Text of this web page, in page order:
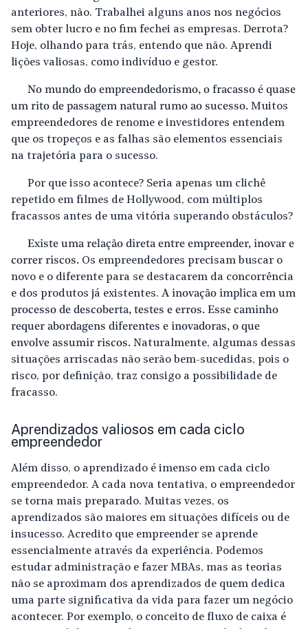
anteriores, não. Trabalhei alguns anos nos negócios
sem obter lucro e no fim fechei as empresas. Derrota?
Hoje, olhando para trás, entendo que não. Aprendi
lições valiosas, como indivíduo e gestor.
No mundo do empreendedorismo, o fracasso é quase
um rito de passagem natural rumo ao sucesso. Muitos
empreendedores de renome e investidores entendem
que os tropeços e as falhas são elementos essenciais
na trajetória para o sucesso.
Por que isso acontece? Seria apenas um clichê
repetido em filmes de Hollywood, com múltiplos
fracassos antes de uma vitória superando obstáculos?
Existe uma relação direta entre empreender, inovar e
correr riscos. Os empreendedores precisam buscar o
novo e o diferente para se destacarem da concorrência
e dos produtos já existentes. A inovação implica em um
processo de descoberta, testes e erros. Esse caminho
requer abordagens diferentes e inovadoras, o que
envolve assumir riscos. Naturalmente, algumas dessas
situações arriscadas não serão bem-sucedidas, pois o
risco, por definição, traz consigo a possibilidade de
fracasso.
Aprendizados valiosos em cada ciclo
empreendedor
Além disso, o aprendizado é imenso em cada ciclo
empreendedor. A cada nova tentativa, o empreendedor
se torna mais preparado. Muitas vezes, os
aprendizados são maiores em situações difíceis ou de
insucesso. Acredito que empreender se aprende
essencialmente através da experiência. Podemos
estudar administração e fazer MBAs, mas as teorias
não se aproximam dos aprendizados de quem dedica
uma parte significativa da vida para fazer um negócio
acontecer. Por exemplo, o conceito de fluxo de caixa é